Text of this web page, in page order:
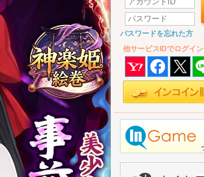
パスワードを忘れた方
他サービスIDでログイン